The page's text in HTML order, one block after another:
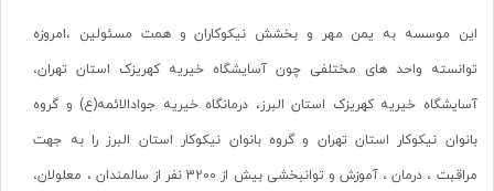
این موسسه به یمن مهر و بخشش نیکوکاران و همت مسئولین ،امروزه
توانسته واحد های مختلفی چون آسایشگاه خیریه کهریزک استان تهران،
آسایشگاه خیریه کهریزک استان البرز، درمانگاه خیریه جوادالائمه(ع) و گروه
بانوان نیکوکار استان تهران و گروه بانوان نیکوکار استان البرز را به جهت
مراقبت ، درمان ، آموزش و توانبخشی بیش از 3200 نفر از سالمندان ، معلولان،